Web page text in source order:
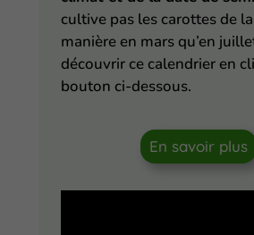
cultive pas les carottes de
manière en mars qu’en
découvrir ce calendrier en
bouton ci-dessous.
En savoir plus